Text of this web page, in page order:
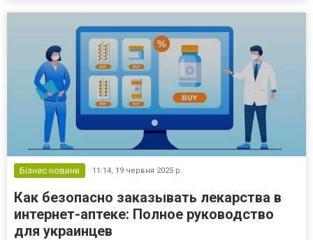
Бізнес новини 11:14, 19 червня 2025 р.
Как безопасно заказывать лекарства в
интернет-аптеке: Полное руководство
для украинцев